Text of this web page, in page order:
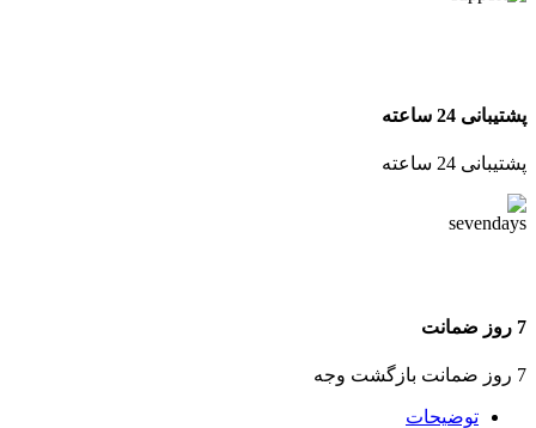
پشتیبانی 24 ساعته
پشتیبانی 24 ساعته
7 روز ضمانت
7 روز ضمانت بازگشت وجه
توضیحات